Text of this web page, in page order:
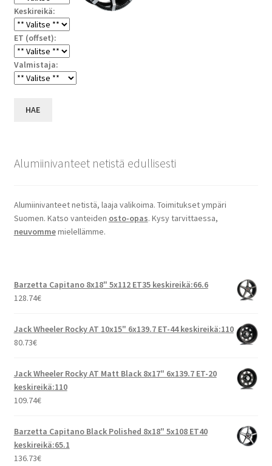
Keskireikä:
ET (offset):
Valmistaja:
HAE
Alumiinivanteet netistä edullisesti
Alumiinivanteet netistä, laaja valikoima. Toimitukset ympäri
Suomen. Katso vanteiden osto-opas. Kysy tarvittaessa,
neuvommemielellämme.
Barzetta Capitano 8x18" 5x112 ET35 keskireikä:66.6
128.74€
Jack Wheeler Rocky AT 10x15" 6x139.7 ET-44 keskireikä:110
80.73€
Jack Wheeler Rocky AT Matt Black 8x17" 6x139.7 ET-20
keskireikä:110
109.74€
Barzetta Capitano Black Polished 8x18" 5x108 ET40
keskireikä:65.1
136.73€